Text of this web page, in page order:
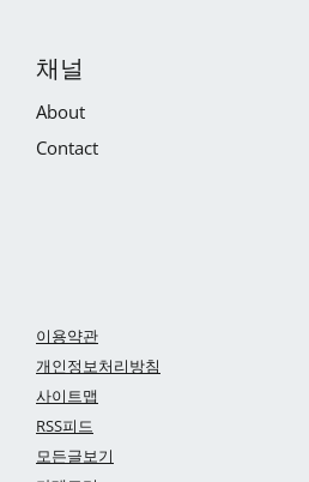
채널
About
Contact
이용약관
개인정보처리방침
사이트맵
RSS피드
모든글보기